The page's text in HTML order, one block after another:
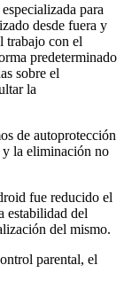
para
desde fuera y
trabajo con el
predeterminado
sobre el
la
de autoprotección
y la eliminación no
fue reducido el
estabilidad del
del mismo.
parental, el